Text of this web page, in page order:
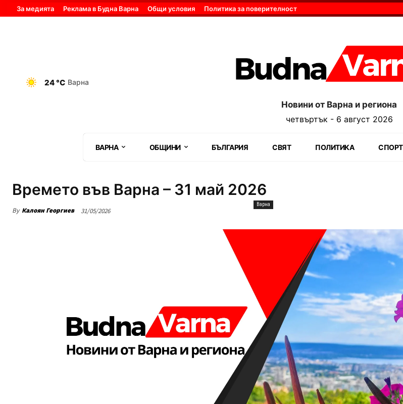
За медията Реклама в Будна Варна Общи условия Политика за поверителност
24 °C Варна
Новини от Варна и региона
четвъртък - 6 август 2026
ВАРНА ОБЩИНИ БЪЛГАРИЯ СВЯТ ПОЛИТИКА СПОРТ
Времето във Варна – 31 май 2026
By Калоян Георгиев 31/05/2026
Варна